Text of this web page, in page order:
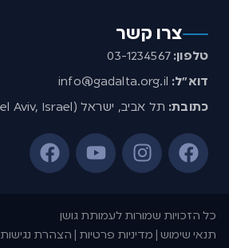
צרו קשר
טלפון: 03-1234567
דוא”ל: info@gadalta.org.il
כתובת: תל אביב, ישראל (Tel Aviv, Israel)
כל הזכויות שמורות לעמותת גושן
תנאי שימוש | מדיניות פרטיות | הצהרת נגישות